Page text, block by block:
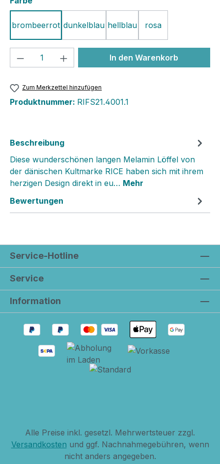
brombeerrot dunkelblau hellblau rosa
Produkt Anzahl: Gib denIn den Warenkorb
Zum Merkzettel hinzufügen
Produktnummer: RIFS21.4001.1
Beschreibung
Diese wunderschönen langen Melamin Löffel von
der dänischen Kultmarke RICE haben sich mit ihrem
herzigen Design direkt in eu… Mehr
Bewertungen
Service-Hotline
Service
Information
Alle Preise inkl. gesetzl. Mehrwertsteuer zzgl.
Versandkosten und ggf. Nachnahmegebühren, wenn
nicht anders angegeben.